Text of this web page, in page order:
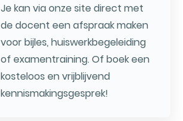
Je kan via onze site direct met
de docent een afspraak maken
voor bijles, huiswerkbegeleiding
of examentraining. Of boek een
kosteloos en vrijblijvend
kennismakingsgesprek!